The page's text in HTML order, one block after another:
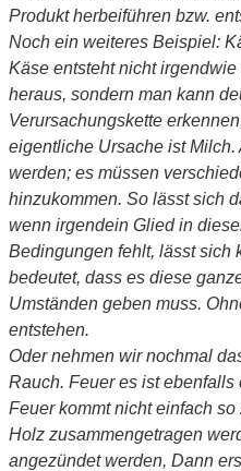
Produkt herbeiführen bzw.
Noch ein weiteres Beispiel:
Käse entsteht nicht
heraus, sondern man kann
Verursachungskette
eigentliche Ursache ist
werden; es müssen
hinzukommen. So lässt sich
wenn irgendein Glied in
Bedingungen fehlt, lässt sich
bedeutet, dass es diese
Umständen geben muss.
entstehen.
Oder nehmen wir nochmal
Rauch. Feuer es ist
Feuer kommt nicht einfach
Holz zusammengetragen
angezündet werden, Dann